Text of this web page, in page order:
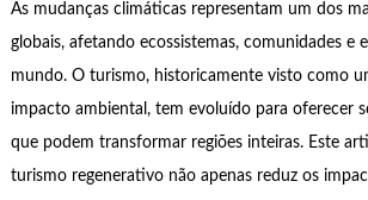
As mudanças climáticas representam um dos
globais, afetando ecossistemas, comunidades e
mundo. O turismo, historicamente visto como
impacto ambiental, tem evoluído para oferecer
que podem transformar regiões inteiras. Este
turismo regenerativo não apenas reduz os